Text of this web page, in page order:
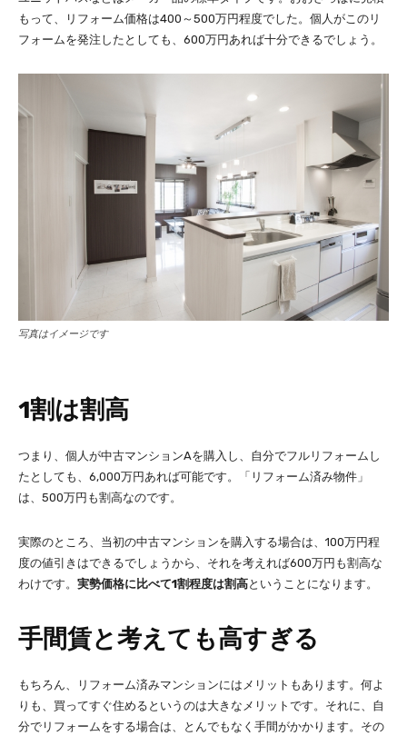
もって、リフォーム価格は400～500万円程度でした。個人がこのリ
フォームを発注したとしても、600万円あれば十分できるでしょう。
写真はイメージです
1割は割高
つまり、個人が中古マンションAを購入し、自分でフルリフォームし
たとしても、6,000万円あれば可能です。「リフォーム済み物件」
は、500万円も割高なのです。
実際のところ、当初の中古マンションを購入する場合は、100万円程
度の値引きはできるでしょうから、それを考えれば600万円も割高な
わけです。 実勢価格に比べて1割程度は割高ということになります。
手間賃と考えても高すぎる
もちろん、リフォーム済みマンションにはメリットもあります。何よ
りも、買ってすぐ住めるというのは大きなメリットです。それに、自
分でリフォームをする場合は、とんでもなく手間がかかります。その